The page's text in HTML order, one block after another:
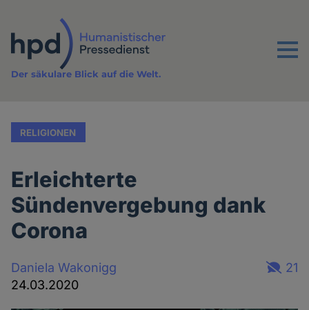
Inhalt
Menu
Der säkulare Blick auf die Welt.
RELIGIONEN
Erleichterte
Sündenvergebung dank
Corona
Daniela Wakonigg
24.03.2020
21